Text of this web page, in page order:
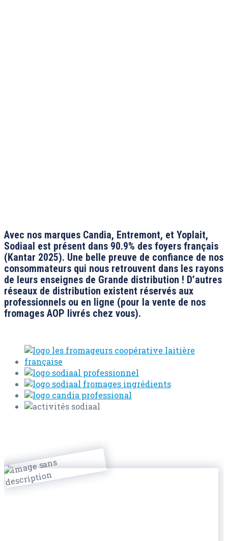
Avec nos marques Candia, Entremont, et Yoplait,
Sodiaal est présent dans 90.9% des foyers français
(Kantar 2025). Une belle preuve de confiance de nos
consommateurs qui nous retrouvent dans les rayons
de leurs enseignes de Grande distribution ! D’autres
réseaux de distribution existent réservés aux
professionnels ou en ligne (pour la vente de nos
fromages AOP livrés chez vous).